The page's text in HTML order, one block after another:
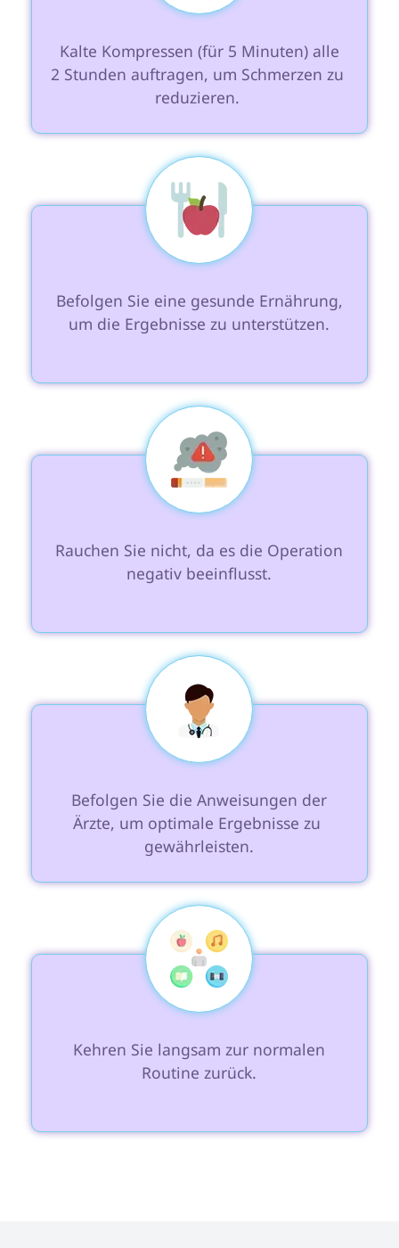
2 Stunden auftragen, um Schmerzen zu
reduzieren.
um die Ergebnisse zu unterstützen.
negativ beeinflusst.
Ärzte, um optimale Ergebnisse zu
gewährleisten.
Routine zurück.